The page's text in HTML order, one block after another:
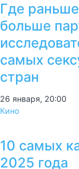
Где
больше
самых
стран
26 января, 20:00
Кино
10 самых
2025 года